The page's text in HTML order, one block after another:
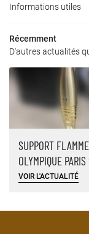
RÉALISATIONS
AVIS
CONTACT
Informations utiles
Récemment
D'autres actualités
SUPPORT FLAMME
OLYMPIQUE
VOIR L'ACTUALITÉ